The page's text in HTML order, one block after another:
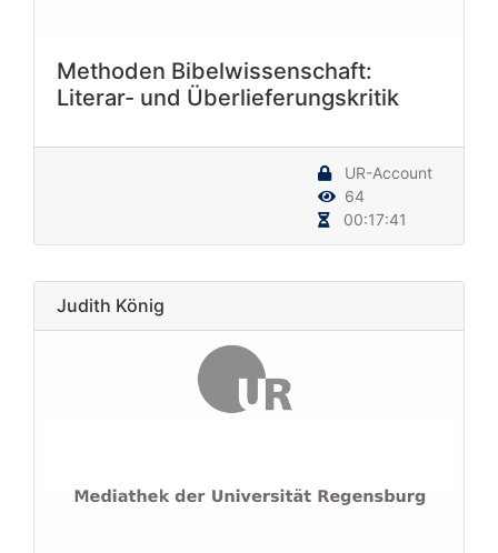
Methoden Bibelwissenschaft:
Literar- und Überlieferungskritik
UR-Account
64
00:17:41
Judith König